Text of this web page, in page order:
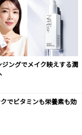
ングでメイク映えする潤
でビタミンも栄養素も効